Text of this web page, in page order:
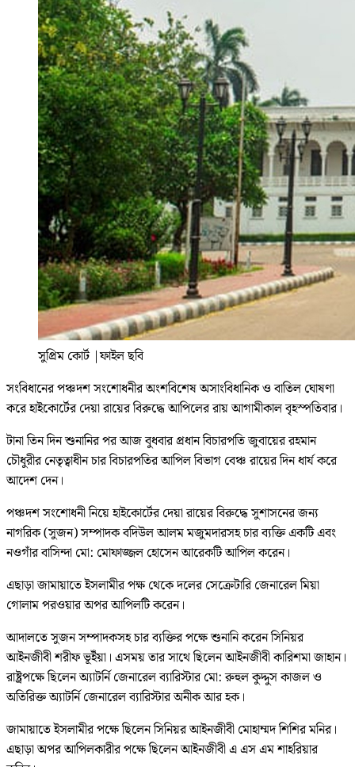
সুপ্রিম কোর্ট |ফাইল ছবি
সংবিধানের পঞ্চদশ সংশোধনীর অংশবিশেষ অসাংবিধানিক ও বাতিল ঘোষণা
করে হাইকোর্টের দেয়া রায়ের বিরুদ্ধে আপিলের রায় আগামীকাল বৃহস্পতিবার।
টানা তিন দিন শুনানির পর আজ বুধবার প্রধান বিচারপতি জুবায়ের রহমান
চৌধুরীর নেতৃত্বাধীন চার বিচারপতির আপিল বিভাগ বেঞ্চ রায়ের দিন ধার্য করে
আদেশ দেন।
পঞ্চদশ সংশোধনী নিয়ে হাইকোর্টের দেয়া রায়ের বিরুদ্ধে সুশাসনের জন্য
নাগরিক (সুজন) সম্পাদক বদিউল আলম মজুমদারসহ চার ব্যক্তি একটি এবং
নওগাঁর বাসিন্দা মো: মোফাজ্জল হোসেন আরেকটি আপিল করেন।
এছাড়া জামায়াতে ইসলামীর পক্ষ থেকে দলের সেক্রেটারি জেনারেল মিয়া
গোলাম পরওয়ার অপর আপিলটি করেন।
আদালতে সুজন সম্পাদকসহ চার ব্যক্তির পক্ষে শুনানি করেন সিনিয়র
আইনজীবী শরীফ ভূইঁয়া। এসময় তার সাথে ছিলেন আইনজীবী কারিশমা জাহান।
রাষ্ট্রপক্ষে ছিলেন অ্যাটর্নি জেনারেল ব্যারিস্টার মো: রুহুল কুদ্দুস কাজল ও
অতিরিক্ত অ্যাটর্নি জেনারেল ব্যারিস্টার অনীক আর হক।
জামায়াতে ইসলামীর পক্ষে ছিলেন সিনিয়র আইনজীবী মোহাম্মদ শিশির মনির।
এছাড়া অপর আপিলকারীর পক্ষে ছিলেন আইনজীবী এ এস এম শাহরিয়ার